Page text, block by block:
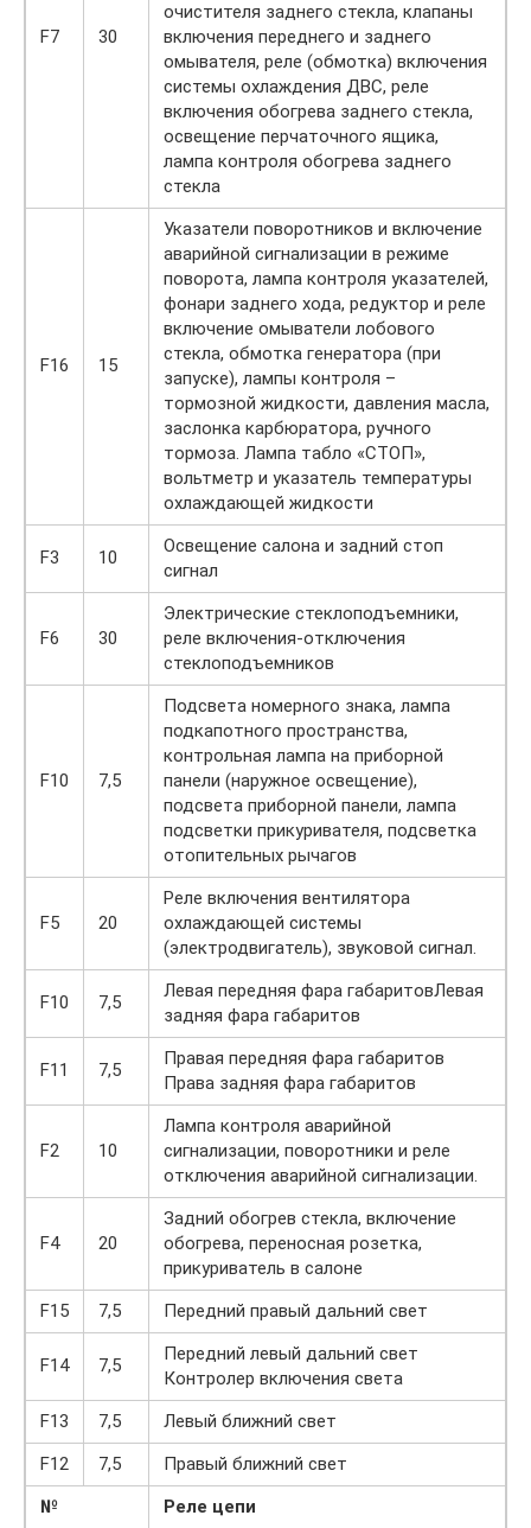
F7 30
очистителя заднего стекла, клапаны
включения переднего и заднего
омывателя, реле (обмотка) включения
системы охлаждения ДВС, реле
включения обогрева заднего стекла,
освещение перчаточного ящика,
лампа контроля обогрева заднего
стекла
F16 15
Указатели поворотников и включение
аварийной сигнализации в режиме
поворота, лампа контроля указателей,
фонари заднего хода, редуктор и реле
включение омыватели лобового
стекла, обмотка генератора (при
запуске), лампы контроля –
тормозной жидкости, давления масла,
заслонка карбюратора, ручного
тормоза. Лампа табло «СТОП»,
вольтметр и указатель температуры
охлаждающей жидкости
F3 10
Освещение салона и задний стоп
сигнал
F6 30
Электрические стеклоподъемники,
реле включения-отключения
стеклоподъемников
F10 7,5
Подсвета номерного знака, лампа
подкапотного пространства,
контрольная лампа на приборной
панели (наружное освещение),
подсвета приборной панели, лампа
подсветки прикуривателя, подсветка
отопительных рычагов
F5 20
Реле включения вентилятора
охлаждающей системы
(электродвигатель), звуковой сигнал.
F10 7,5
Левая передняя фара габаритовЛевая
задняя фара габаритов
F11 7,5
Правая передняя фара габаритов
Права задняя фара габаритов
F2 10
Лампа контроля аварийной
сигнализации, поворотники и реле
отключения аварийной сигнализации.
F4 20
Задний обогрев стекла, включение
обогрева, переносная розетка,
прикуриватель в салоне
F15
7,5 Передний правый дальний свет
F14 7,5
Передний левый дальний свет
Контролер включения света
F13
7,5
Левый ближний свет
F12
7,5
Правый ближний свет
№
Реле цепи